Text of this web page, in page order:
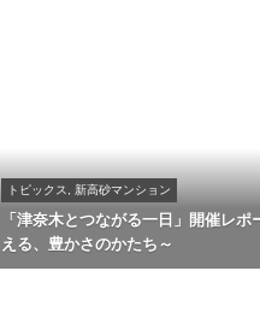
トピックス, 新高砂マンション
「津奈木とつながる一日」開催レ
える、豊かさのかたち～